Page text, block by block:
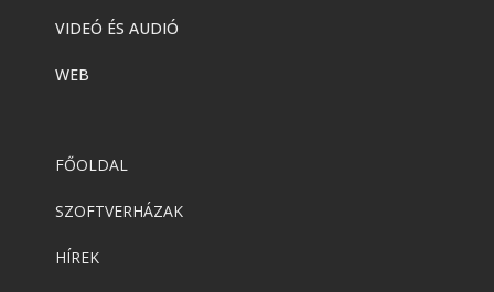
VIDEÓ ÉS AUDIÓ
WEB
FŐOLDAL
SZOFTVERHÁZAK
HÍREK